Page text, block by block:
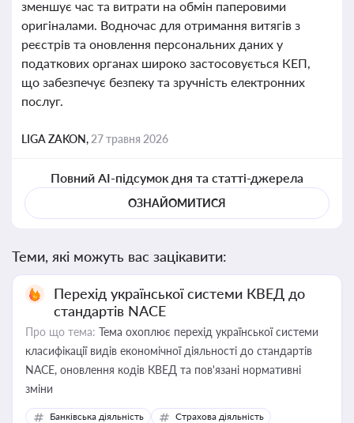
зменшує час та витрати на обмін паперовими
оригіналами. Водночас для отримання витягів з
реєстрів та оновлення персональних даних у
податкових органах широко застосовується КЕП,
що забезпечує безпеку та зручність електронних
послуг.
LIGA ZAKON, 27 травня 2026
Повний AI-підсумок дня та статті-джерела
ОЗНАЙОМИТИСЯ
Теми, які можуть вас зацікавити:
Перехід української системи КВЕД до
стандартів NACE
Про що тема: Тема охоплює перехід української системи
класифікації видів економічної діяльності до стандартів
NACE, оновлення кодів КВЕД та пов'язані нормативні
зміни
Банківська діяльність
Страхова діяльність